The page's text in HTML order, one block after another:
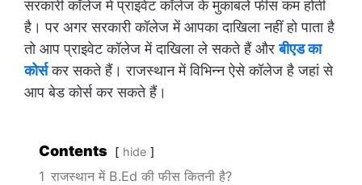
सरकारी कॉलेज में प्राइवेट कॉलेज के मुकाबले फीस कम होती
है। पर अगर सरकारी कॉलेज में आपका दाखिला नहीं हो पाता है
तो आप प्राइवेट कॉलेज में दाखिला ले सकते हैं औरबीएड का
कोर्सकर सकते हैं। राजस्थान में विभिन्न ऐसे कॉलेज है जहां से
आप बेड कोर्स कर सकते हैं।
Contents hide
1 राजस्थान में B.Ed की फीस कितनी है?